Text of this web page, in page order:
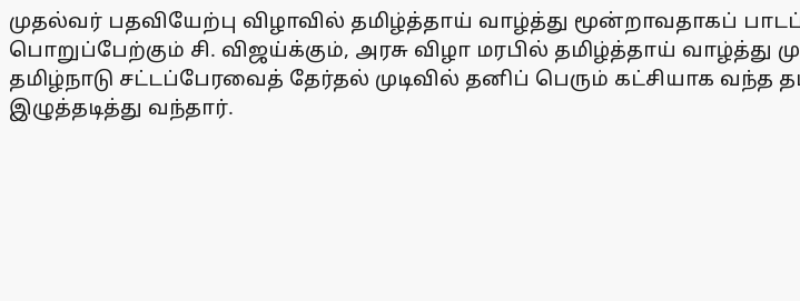
முதல்வர் பதவியேற்பு விழாவில் தமிழ்த்தாய் வாழ்த்து மூன்றாவதாகப்
பொறுப்பேற்கும் சி. விஜய்க்கும், அரசு விழா மரபில் தமிழ்த்தாய் வாழ்த்து
தமிழ்நாடு சட்டப்பேரவைத் தேர்தல் முடிவில் தனிப் பெரும் கட்சியாக
இழுத்தடித்து வந்தார்.